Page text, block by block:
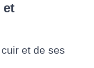
et
et de ses